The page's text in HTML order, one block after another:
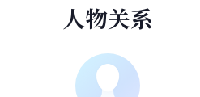
人物关系